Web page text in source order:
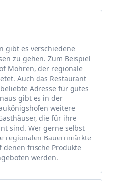
gibt es verschiedene
zu gehen. Zum Beispiel
Mohren, der regionale
Auch das Restaurant
Adresse für gutes
gibt es in der
weitere
die für ihre
sind. Wer gerne selbst
regionalen Bauernmärkte
denen frische Produkte
werden.